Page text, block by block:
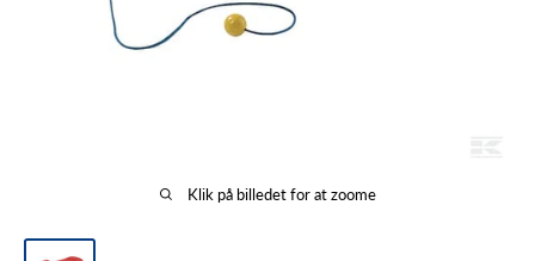
Klik på billedet for at zoome